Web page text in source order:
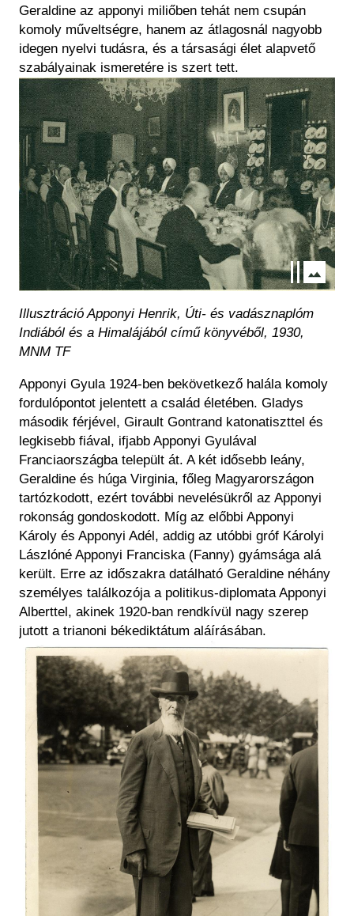
Geraldine az apponyi miliőben tehát nem csupán
komoly műveltségre, hanem az átlagosnál nagyobb
idegen nyelvi tudásra, és a társasági élet alapvető
szabályainak ismeretére is szert tett.
Kép
Illusztráció Apponyi Henrik, Úti- és vadásznaplóm
Indiából és a Himalájából című könyvéből, 1930,
MNM TF
Apponyi Gyula 1924-ben bekövetkező halála komoly
fordulópontot jelentett a család életében. Gladys
második férjével, Girault Gontrand katonatiszttel és
legkisebb fiával, ifjabb Apponyi Gyulával
Franciaországba települt át. A két idősebb leány,
Geraldine és húga Virginia, főleg Magyarországon
tartózkodott, ezért további nevelésükről az Apponyi
rokonság gondoskodott. Míg az előbbi Apponyi
Károly és Apponyi Adél, addig az utóbbi gróf Károlyi
Lászlóné Apponyi Franciska (Fanny) gyámsága alá
került. Erre az időszakra datálható Geraldine néhány
személyes találkozója a politikus-diplomata Apponyi
Alberttel, akinek 1920-ban rendkívül nagy szerep
jutott a trianoni békediktátum aláírásában.
Kép